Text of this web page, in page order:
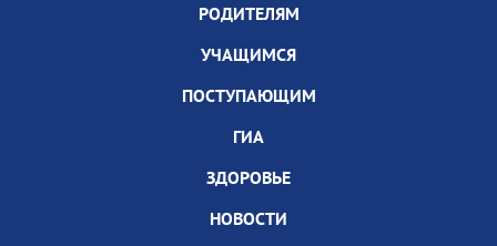
РОДИТЕЛЯМ
УЧАЩИМСЯ
ПОСТУПАЮЩИМ
ГИА
ЗДОРОВЬЕ
НОВОСТИ